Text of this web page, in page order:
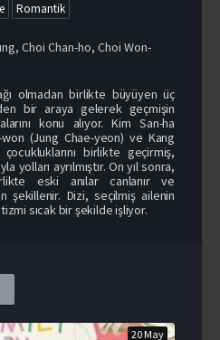
Romantik
, Choi Chan-ho, Choi Won-
olmadan birlikte büyüyen üç
bir araya gelerek geçmişin
konu alıyor. Kim San-ha
(Jung Chae-yeon) ve Kang
birlikte geçirmiş,
yolları ayrılmıştır. On yıl sonra,
eski anılar canlanır ve
şekillenir. Dizi, seçilmiş ailenin
sıcak bir şekilde işliyor.
20 May